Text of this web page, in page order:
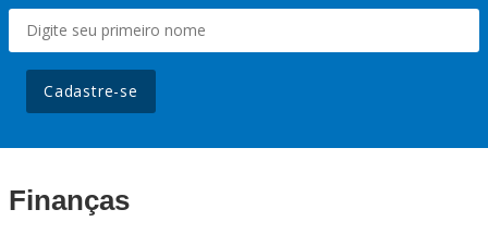
Cadastre-se
Finanças